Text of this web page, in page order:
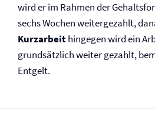
wird er im Rahmen der
sechs Wochen weitergezahlt,
Kurzarbeithingegen wird ein
grundsätzlich weiter gezahlt,
Entgelt.